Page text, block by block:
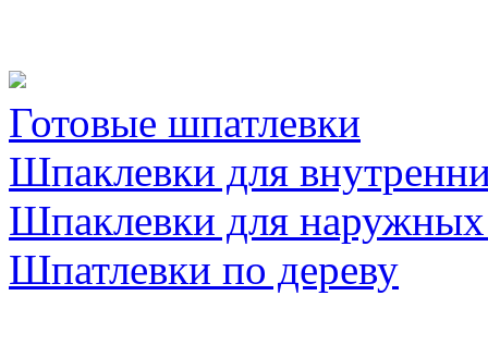
Готовые шпатлевки
Шпаклевки для
Шпаклевки для наружных
Шпатлевки по дереву